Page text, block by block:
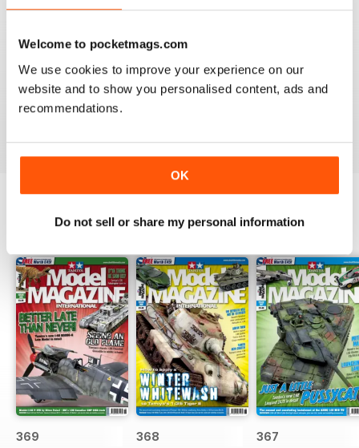
Welcome to pocketmags.com
We use cookies to improve your experience on our
website and to show you personalised content, ads and
recommendations.
OK
Do not sell or share my personal information
TAMIYA MODEL MAGAZINE
great
EDIZIONI INDIETRO Visualizza tutti
369 368 367